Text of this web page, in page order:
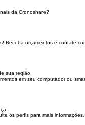
da Cronoshare?
Receba orçamentos e contate
sua região.
em seu computador ou
os perfis para mais informações.